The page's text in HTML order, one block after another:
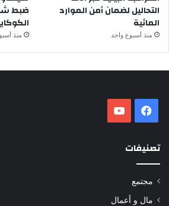
التحاليل لضمان أمن الموارد
المائية
منذ أسبوع واحد
ضبط
منذ
فيسبوك
تصنيفات
مجتمع
مال و أعمال